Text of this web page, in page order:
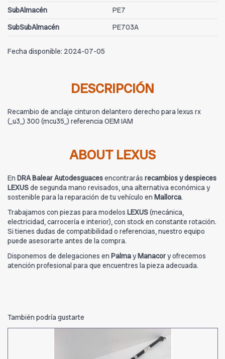
SubAlmacén
PE7
SubSubAlmacén
PE703A
Fecha disponible: 2024-07-05
DESCRIPCIÓN
Recambio de anclaje cinturon delantero derecho para lexus rx
(_u3_) 300 (mcu35_) referencia OEM IAM
ABOUT LEXUS
En DRA Balear Autodesguacesencontrarás recambios y despieces
LEXUSde segunda mano revisados, una alternativa económica y
sostenible para la reparación de tu vehículo en Mallorca.
Trabajamos con piezas para modelos LEXUS(mecánica,
electricidad, carrocería e interior), con stock en constante rotación.
Si tienes dudas de compatibilidad o referencias, nuestro equipo
puede asesorarte antes de la compra.
Disponemos de delegaciones en PalmayManacory ofrecemos
atención profesional para que encuentres la pieza adecuada.
También podría gustarte